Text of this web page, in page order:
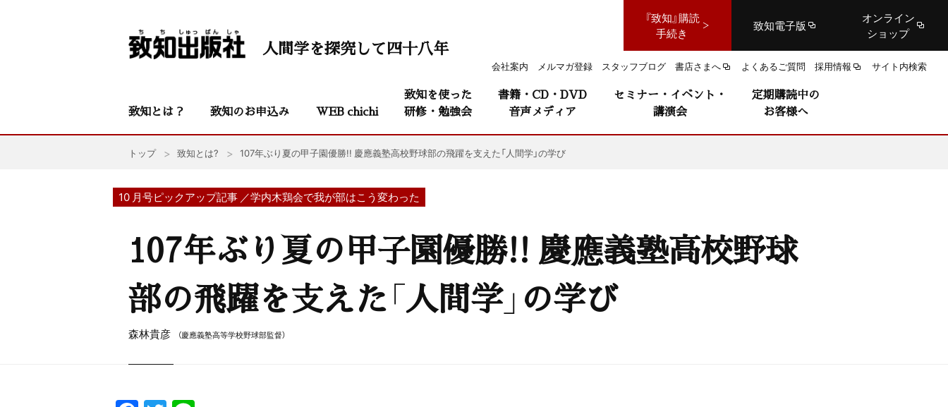
『致知』購読
手続き
致知電子版
オンライン
ショップ
会社案内 メルマガ登録 スタッフブログ 書店さまへ よくあるご質問 採用情報 サイト内検索
人間学を探究して四十八年
致知とは？ 致知のお申込み WEB chichi
致知を使った
研修・勉強会
書籍・CD・DVD
音声メディア
セミナー・イベント・
講演会
定期購読中の
お客様へ
トップ 致知とは? 107年ぶり夏の甲子園優勝!! 慶應義塾高校野球部の飛躍を支えた「人間学」の学び
10 月号ピックアップ記事 ／学内木鶏会で我が部はこう変わった
107年ぶり夏の甲子園優勝!! 慶應義塾高校野球
部の飛躍を支えた「人間学」の学び
森林貴彦 （慶應義塾高等学校野球部監督）